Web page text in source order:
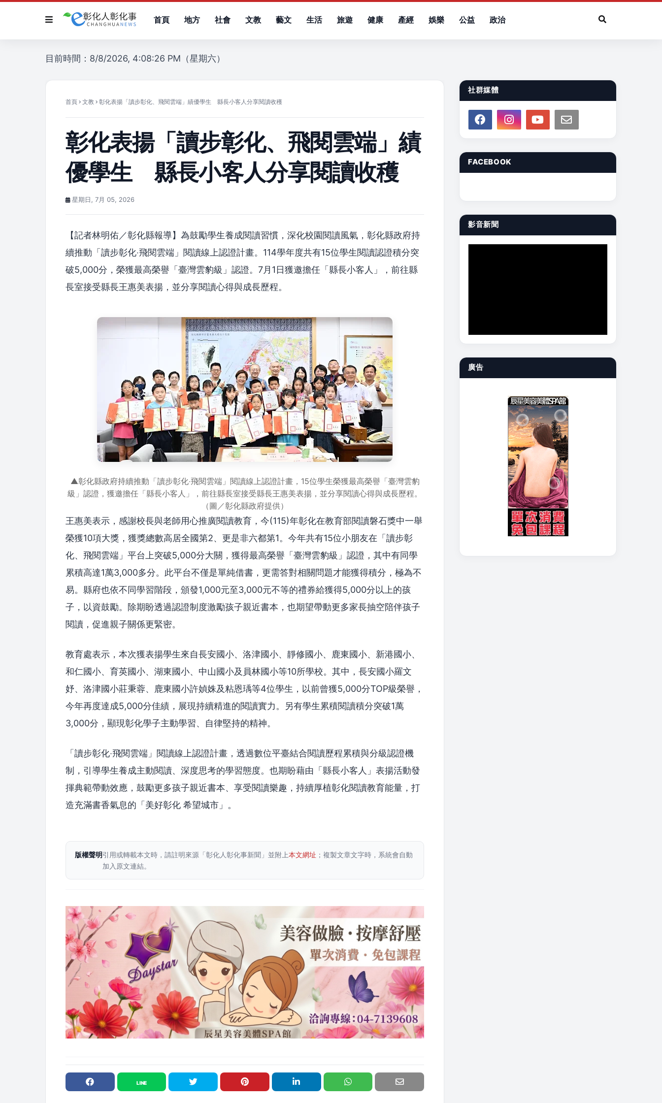
首頁 地方 社會 文教 藝文 生活 旅遊 健康 產經 娛樂 公益 政治
目前時間：8/8/2026, 4:08:26 PM（星期六）
首頁 文教 彰化表揚「讀步彰化、飛閱雲端」績優學生 縣長小客人分享閱讀收穫
彰化表揚「讀步彰化、飛閱雲端」績
優學生 縣長小客人分享閱讀收穫
星期日, 7月 05, 2026
【記者林明佑／彰化縣報導】為鼓勵學生養成閱讀習慣，深化校園閱讀風氣，彰化縣政府持
續推動「讀步彰化‧飛閱雲端」閱讀線上認證計畫。114學年度共有15位學生閱讀認證積分突
破5,000分，榮獲最高榮譽「臺灣雲豹級」認證。7月1日獲邀擔任「縣長小客人」，前往縣
長室接受縣長王惠美表揚，並分享閱讀心得與成長歷程。
▲彰化縣政府持續推動「讀步彰化‧飛閱雲端」閱讀線上認證計畫，15位學生榮獲最高榮譽「臺灣雲豹
級」認證，獲邀擔任「縣長小客人」，前往縣長室接受縣長王惠美表揚，並分享閱讀心得與成長歷程。
（圖／彰化縣政府提供）
王惠美表示，感謝校長與老師用心推廣閱讀教育，今(115)年彰化在教育部閱讀磐石獎中一舉
榮獲10項大獎，獲獎總數高居全國第2、更是非六都第1。今年共有15位小朋友在「讀步彰
化、飛閱雲端」平台上突破5,000分大關，獲得最高榮譽「臺灣雲豹級」認證，其中有同學
累積高達1萬3,000多分。此平台不僅是單純借書，更需答對相關問題才能獲得積分，極為不
易。縣府也依不同學習階段，頒發1,000元至3,000元不等的禮券給獲得5,000分以上的孩
子，以資鼓勵。除期盼透過認證制度激勵孩子親近書本，也期望帶動更多家長抽空陪伴孩子
閱讀，促進親子關係更緊密。
教育處表示，本次獲表揚學生來自長安國小、洛津國小、靜修國小、鹿東國小、新港國小、
和仁國小、育英國小、湖東國小、中山國小及員林國小等10所學校。其中，長安國小羅文
妤、洛津國小莊秉蓉、鹿東國小許媜姝及粘恩瑀等4位學生，以前曾獲5,000分TOP級榮譽，
今年再度達成5,000分佳績，展現持續精進的閱讀實力。另有學生累積閱讀積分突破1萬
3,000分，顯現彰化學子主動學習、自律堅持的精神。
「讀步彰化‧飛閱雲端」閱讀線上認證計畫，透過數位平臺結合閱讀歷程累積與分級認證機
制，引導學生養成主動閱讀、深度思考的學習態度。也期盼藉由「縣長小客人」表揚活動發
揮典範帶動效應，鼓勵更多孩子親近書本、享受閱讀樂趣，持續厚植彰化閱讀教育能量，打
造充滿書香氣息的「美好彰化 希望城市」。
版權聲明引用或轉載本文時，請註明來源「彰化人彰化事新聞」並附上本文網址 ；複製文章文字時，系統會自動
加入原文連結。
社群媒體
FACEBOOK
影音新聞
廣告